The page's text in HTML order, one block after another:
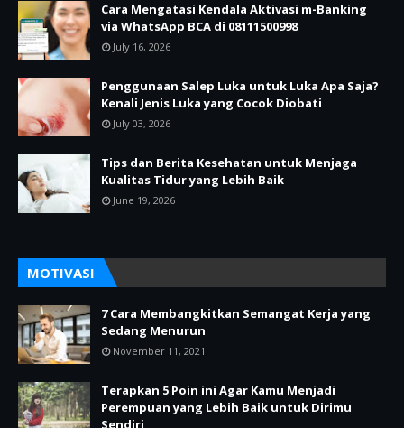
Cara Mengatasi Kendala Aktivasi m-Banking
via WhatsApp BCA di 08111500998
July 16, 2026
Penggunaan Salep Luka untuk Luka Apa Saja?
Kenali Jenis Luka yang Cocok Diobati
July 03, 2026
Tips dan Berita Kesehatan untuk Menjaga
Kualitas Tidur yang Lebih Baik
June 19, 2026
MOTIVASI
7 Cara Membangkitkan Semangat Kerja yang
Sedang Menurun
November 11, 2021
Terapkan 5 Poin ini Agar Kamu Menjadi
Perempuan yang Lebih Baik untuk Dirimu
Sendiri